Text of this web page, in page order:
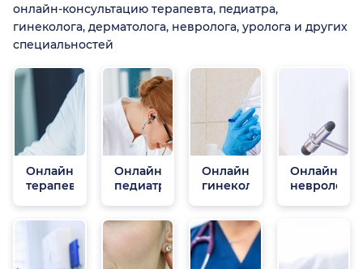
онлайн-консультацию терапевта, педиатра,
гинеколога, дерматолога, невролога, уролога и других
специальностей
Онлайн
терапевты
Онлайн
педиатры
Онлайн
гинекологи
Онлайн
неврологи